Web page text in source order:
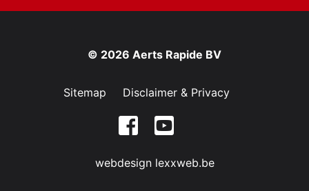
© 2026 Aerts Rapide BV
Sitemap Disclaimer & Privacy
webdesign lexxweb.be